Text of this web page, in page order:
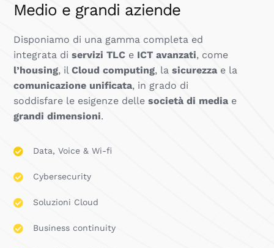
Medio e grandi aziende
Disponiamo di una gamma completa ed
integrata diservizi TLC e ICT avanzati, come
l’housing, ilCloud computing, lasicurezza e la
comunicazione unificata, in grado di
soddisfare le esigenze dellesocietà di media e
grandi dimensioni.
 Data, Voice & Wi-fi
 Cybersecurity
 Soluzioni Cloud
 Business continuity